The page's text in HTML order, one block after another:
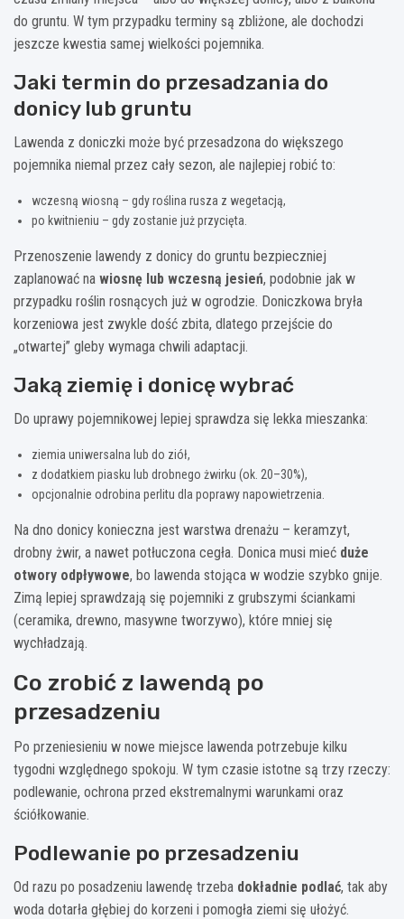
do gruntu. W tym przypadku terminy są zbliżone, ale dochodzi
jeszcze kwestia samej wielkości pojemnika.
Jaki termin do przesadzania do
donicy lub gruntu
Lawenda z doniczki może być przesadzona do większego
pojemnika niemal przez cały sezon, ale najlepiej robić to:
wczesną wiosną – gdy roślina rusza z wegetacją,
po kwitnieniu – gdy zostanie już przycięta.
Przenoszenie lawendy z donicy do gruntu bezpieczniej
zaplanować na wiosnę lub wczesną jesień, podobnie jak w
przypadku roślin rosnących już w ogrodzie. Doniczkowa bryła
korzeniowa jest zwykle dość zbita, dlatego przejście do
„otwartej” gleby wymaga chwili adaptacji.
Jaką ziemię i donicę wybrać
Do uprawy pojemnikowej lepiej sprawdza się lekka mieszanka:
ziemia uniwersalna lub do ziół,
z dodatkiem piasku lub drobnego żwirku (ok. 20–30%),
opcjonalnie odrobina perlitu dla poprawy napowietrzenia.
Na dno donicy konieczna jest warstwa drenażu – keramzyt,
drobny żwir, a nawet potłuczona cegła. Donica musi mieć duże
otwory odpływowe, bo lawenda stojąca w wodzie szybko gnije.
Zimą lepiej sprawdzają się pojemniki z grubszymi ściankami
(ceramika, drewno, masywne tworzywo), które mniej się
wychładzają.
Co zrobić z lawendą po
przesadzeniu
Po przeniesieniu w nowe miejsce lawenda potrzebuje kilku
tygodni względnego spokoju. W tym czasie istotne są trzy rzeczy:
podlewanie, ochrona przed ekstremalnymi warunkami oraz
ściółkowanie.
Podlewanie po przesadzeniu
Od razu po posadzeniu lawendę trzeba dokładnie podlać, tak aby
woda dotarła głębiej do korzeni i pomogła ziemi się ułożyć.